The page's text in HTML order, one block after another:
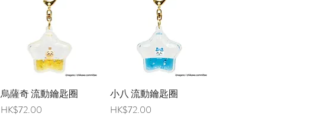
快速瀏覽
烏薩奇 流動鑰匙圈
價格
HK$72.00
快速瀏覽
小八 流動鑰匙圈
價格
HK$72.00